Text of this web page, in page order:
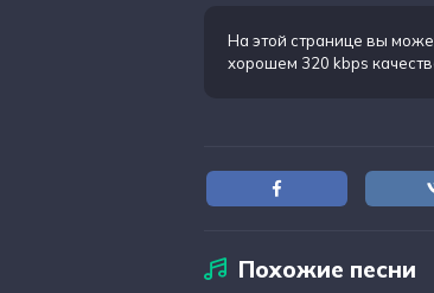
На этой странице вы
хорошем 320 kbps
Похожие песни